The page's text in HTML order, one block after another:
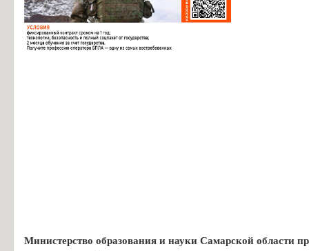
Министерство образования и науки Самарской области